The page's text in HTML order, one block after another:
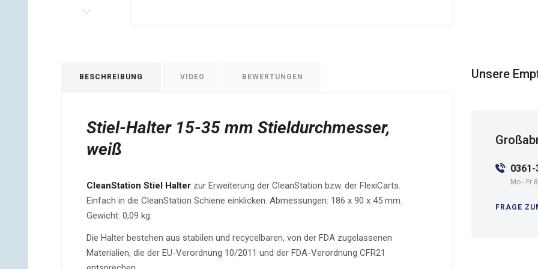
BESCHREIBUNG VIDEO BEWERTUNGEN
Stiel-Halter 15-35 mm Stieldurchmesser,
weiß
CleanStation Stiel Halter zur Erweiterung der CleanStation bzw. der FlexiCarts.
Einfach in die CleanStation Schiene einklicken. Abmessungen: 186 x 90 x 45 mm.
Gewicht: 0,09 kg.
Die Halter bestehen aus stabilen und recycelbaren, von der FDA zugelassenen
Materialien, die der EU-Verordnung 10/2011 und der FDA-Verordnung CFR21
Unsere
0361-
Mo - Fr
FRAGE